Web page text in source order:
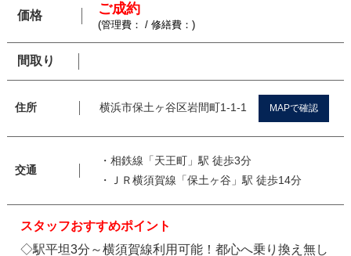
価格 ご成約
(管理費： / 修繕費：)
間取り
住所 横浜市保土ヶ谷区岩間町1-1-1 MAPで確認
交通
・相鉄線「天王町」駅 徒歩3分
・ＪＲ横須賀線「保土ヶ谷」駅 徒歩14分
スタッフおすすめポイント
◇駅平坦3分～横須賀線利用可能！都心へ乗り換え無し